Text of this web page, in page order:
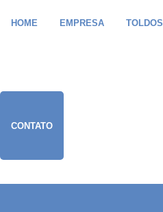
HOME EMPRESA TOLDOS
CONTATO